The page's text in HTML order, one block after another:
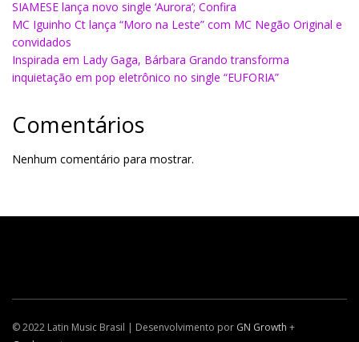
SIAMESE lança novo single ‘Aurora’; Confira
MC Iguinho Ct lança “Moro na Leste” com MC Negão Original e
convidados
Inspirada em Lady Gaga, Bárbara Grando transforma
inquietação em pop eletrônico no single “EUFORIA”
Comentários
Nenhum comentário para mostrar.
© 2022 Latin Music Brasil | Desenvolvimento por GN Growth +